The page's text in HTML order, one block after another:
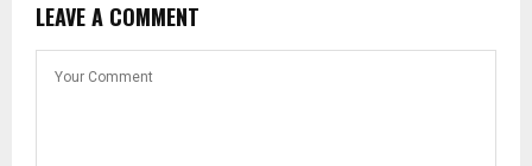
LEAVE A COMMENT